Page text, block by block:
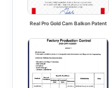
Real Pro Gold Cam Balkon Patent